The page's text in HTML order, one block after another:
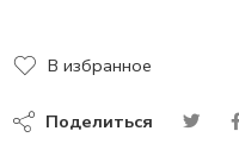
В избранное
Поделиться